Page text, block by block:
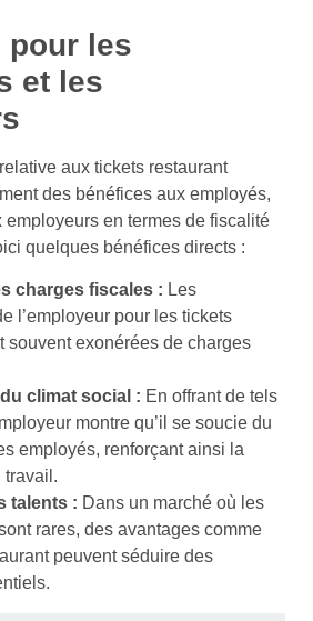
pour les
et les
aux tickets restaurant
des bénéfices aux employés,
employeurs en termes de fiscalité
quelques bénéfices directs :
charges fiscales : Les
l’employeur pour les tickets
souvent exonérées de charges
climat social : En offrant de tels
montre qu’il se soucie du
employés, renforçant ainsi la
travail.
talents : Dans un marché où les
rares, des avantages comme
peuvent séduire des